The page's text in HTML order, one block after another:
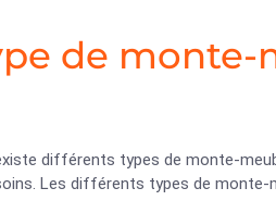
de monte-
différents types de monte-
Les différents types de monte-